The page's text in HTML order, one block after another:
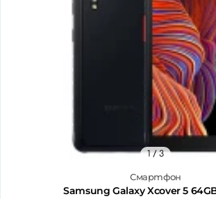
Смартфон
Samsung Galaxy Xcover 5
1/ 3